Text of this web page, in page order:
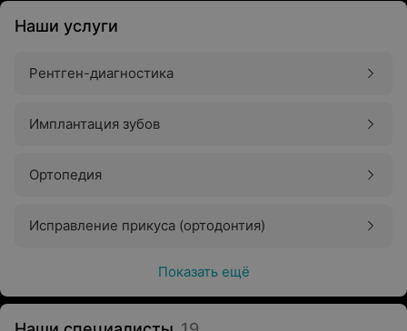
Наши услуги
Рентген-диагностика
Имплантация зубов
Ортопедия
Исправление прикуса (ортодонтия)
Показать ещё